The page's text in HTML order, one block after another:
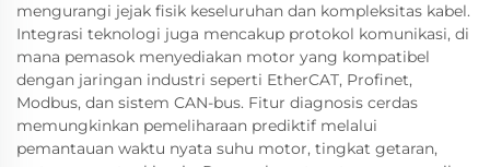
mengurangi jejak fisik keseluruhan dan kompleksitas kabel.
Integrasi teknologi juga mencakup protokol komunikasi, di
mana pemasok menyediakan motor yang kompatibel
dengan jaringan industri seperti EtherCAT, Profinet,
Modbus, dan sistem CAN-bus. Fitur diagnosis cerdas
memungkinkan pemeliharaan prediktif melalui
pemantauan waktu nyata suhu motor, tingkat getaran,